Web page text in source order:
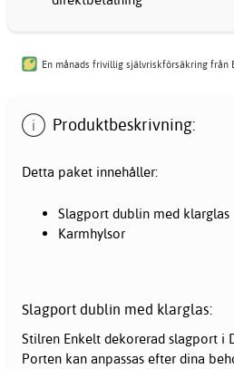
En månads frivillig självriskförsäkring från
Produktbeskrivning:
Detta paket innehåller:
Slagport dublin med klarglas
Karmhylsor
Slagport dublin med klarglas:
Stilren Enkelt dekorerad slagport i
Porten kan anpassas efter dina